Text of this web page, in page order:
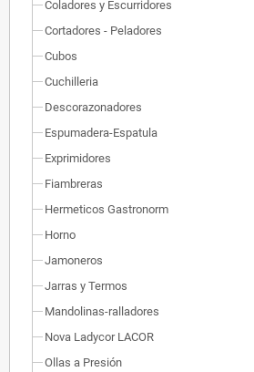
Coladores y Escurridores
Cortadores - Peladores
Cubos
Cuchilleria
Descorazonadores
Espumadera-Espatula
Exprimidores
Fiambreras
Hermeticos Gastronorm
Horno
Jamoneros
Jarras y Termos
Mandolinas-ralladores
Nova Ladycor LACOR
Ollas a Presión